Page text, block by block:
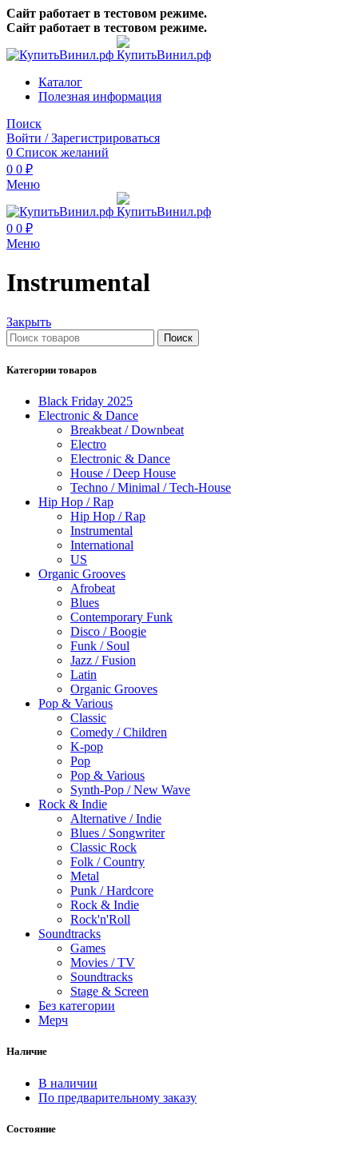
Сайт работает в тестовом режиме.
Сайт работает в тестовом режиме.
Каталог
Полезная информация
Поиск
Войти / Зарегистрироваться
0 Список желаний
0 0 ₽
Меню
0 0 ₽
Меню
Instrumental
Закрыть
Поиск
Категории товаров
Black Friday 2025
Electronic & Dance
Breakbeat / Downbeat
Electro
Electronic & Dance
House / Deep House
Techno / Minimal / Tech-House
Hip Hop / Rap
Hip Hop / Rap
Instrumental
International
US
Organic Grooves
Afrobeat
Blues
Contemporary Funk
Disco / Boogie
Funk / Soul
Jazz / Fusion
Latin
Organic Grooves
Pop & Various
Classic
Comedy / Children
K-pop
Pop
Pop & Various
Synth-Pop / New Wave
Rock & Indie
Alternative / Indie
Blues / Songwriter
Classic Rock
Folk / Country
Metal
Punk / Hardcore
Rock & Indie
Rock'n'Roll
Soundtracks
Games
Movies / TV
Soundtracks
Stage & Screen
Без категории
Мерч
Наличие
В наличии
По предварительному заказу
Состояние